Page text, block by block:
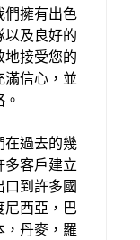
們擁有出色
以及良好的
地接受您的
信心，並
在過去的幾
客戶建立
口到許多國
尼西亞，巴
丹麥，羅